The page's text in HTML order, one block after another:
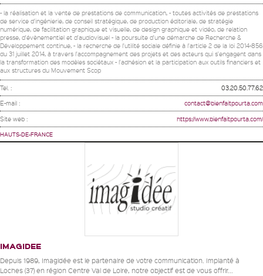
- la réalisation et la vente de prestations de communication, - toutes activités de prestations
de service d'ingénierie, de conseil stratégique, de production éditoriale, de stratégie
numérique, de facilitation graphique et visuelle, de design graphique et vidéo, de relation
presse, d'évènementiel et d'audiovisuel - la poursuite d'une démarche de Recherche &
Développement continue, - la recherche de l'utilité sociale définie à l'article 2 de la loi 2014-856
du 31 juillet 2014, à travers l'accompagnement des projets et des acteurs qui s'engagent dans
la transformation des modèles sociétaux - l'adhésion et la participation aux outils financiers et
aux structures du Mouvement Scop
Tel. : 03.20.50.77.62
E-mail : contact@bienfaitpourta.com
Site web : https://www.bienfaitpourta.com/
HAUTS-DE-FRANCE
IMAGIDEE
Depuis 1989, Imagidée est le partenaire de votre communication. Implanté à
Loches (37) en région Centre Val de Loire, notre objectif est de vous offrir...